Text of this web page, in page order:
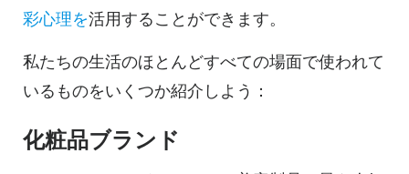
彩心理を活用することができます。
私たちの生活のほとんどすべての場面で使われて
いるものをいくつか紹介しよう：
化粧品ブランド